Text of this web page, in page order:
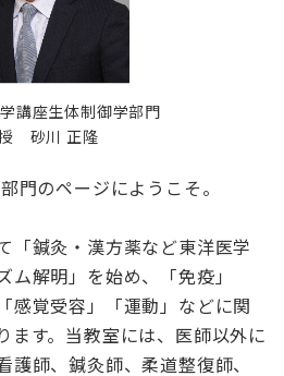
講座生体制御学部門
砂川 正隆
門のページにようこそ。
「鍼灸・漢方薬など東洋医学
ム解明」を始め、「免疫」
感覚受容」「運動」などに関
ます。当教室には、医師以外に
師、鍼灸師、柔道整復師、